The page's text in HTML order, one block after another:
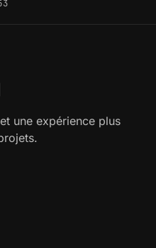
une expérience plus